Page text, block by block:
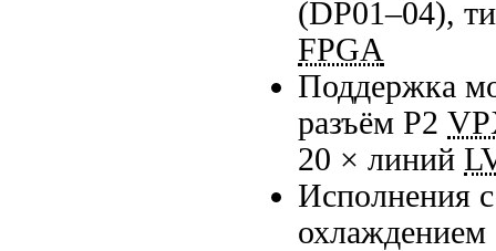
(DP01–04),
FPGA
Поддержка
разъём P2
20 × линий
Исполнения
охлаждением